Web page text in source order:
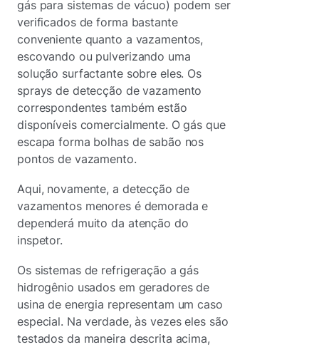
gás para sistemas de vácuo) podem ser
verificados de forma bastante
conveniente quanto a vazamentos,
escovando ou pulverizando uma
solução surfactante sobre eles. Os
sprays de detecção de vazamento
correspondentes também estão
disponíveis comercialmente. O gás que
escapa forma bolhas de sabão nos
pontos de vazamento.
Aqui, novamente, a detecção de
vazamentos menores é demorada e
dependerá muito da atenção do
inspetor.
Os sistemas de refrigeração a gás
hidrogênio usados em geradores de
usina de energia representam um caso
especial. Na verdade, às vezes eles são
testados da maneira descrita acima,